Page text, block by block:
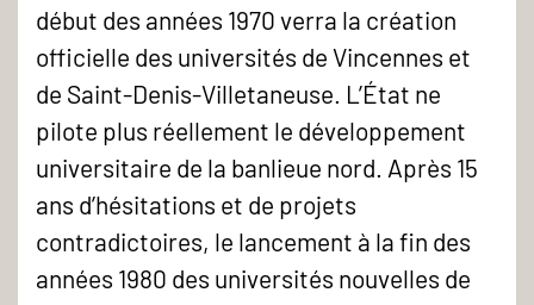
début des années 1970 verra la création
officielle des universités de Vincennes et
de Saint-Denis-Villetaneuse. L’État ne
pilote plus réellement le développement
universitaire de la banlieue nord. Après 15
ans d’hésitations et de projets
contradictoires, le lancement à la fin des
années 1980 des universités nouvelles de